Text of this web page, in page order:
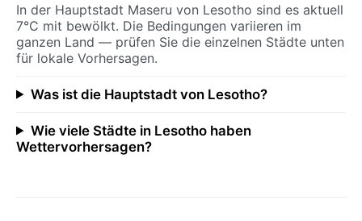
In der Hauptstadt Maseru von Lesotho sind es aktuell
7°C mit bewölkt. Die Bedingungen variieren im
ganzen Land — prüfen Sie die einzelnen Städte unten
für lokale Vorhersagen.
Was ist die Hauptstadt von Lesotho?
Wie viele Städte in Lesotho haben
Wettervorhersagen?